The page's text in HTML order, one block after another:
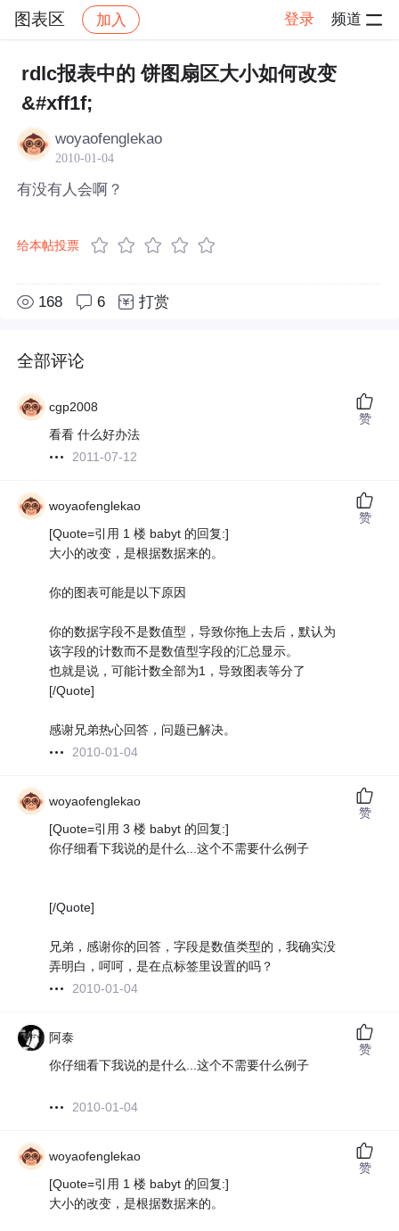
图表区 加入 登录 频道
社区 图表区 帖子详情
rdlc报表中的 饼图扇区大小如何改变
&#xff1f;
woyaofenglekao
2010-01-04
有没有人会啊？
给本帖投票
168 6 打赏
全部评论
cgp2008
看看 什么好办法
2011-07-12
赞
woyaofenglekao
[Quote=引用 1 楼 babyt 的回复:]
大小的改变，是根据数据来的。
你的图表可能是以下原因
你的数据字段不是数值型，导致你拖上去后，默认为
该字段的计数而不是数值型字段的汇总显示。
也就是说，可能计数全部为1，导致图表等分了
[/Quote]
感谢兄弟热心回答，问题已解决。
2010-01-04
赞
woyaofenglekao
[Quote=引用 3 楼 babyt 的回复:]
你仔细看下我说的是什么...这个不需要什么例子
[/Quote]
兄弟，感谢你的回答，字段是数值类型的，我确实没
弄明白，呵呵，是在点标签里设置的吗？
2010-01-04
赞
阿泰
你仔细看下我说的是什么...这个不需要什么例子
2010-01-04
赞
woyaofenglekao
[Quote=引用 1 楼 babyt 的回复:]
大小的改变，是根据数据来的。
赞